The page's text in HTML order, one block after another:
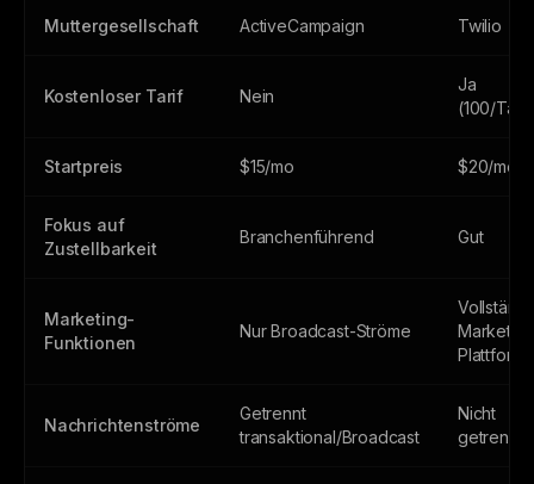
Muttergesellschaft ActiveCampaign Twilio
Kostenloser Tarif Nein
Ja
(100/Tag)
Startpreis $15/mo $20/mo
Fokus auf
Zustellbarkeit
Branchenführend Gut
Marketing-
Funktionen
Nur Broadcast-Ströme
Plattform
Nachrichtenströme
Getrennt
transaktional/Broadcast
Nicht
getrennt